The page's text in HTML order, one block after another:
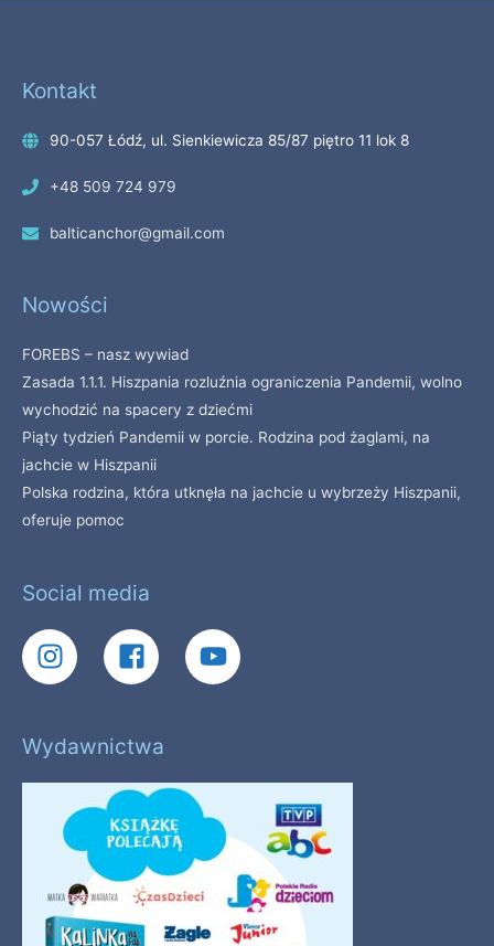
Kontakt
90-057 Łódź, ul. Sienkiewicza 85/87 piętro 11 lok 8
+48 509 724 979
balticanchor@gmail.com
Nowości
FOREBS – nasz wywiad
Zasada 1.1.1. Hiszpania rozluźnia ograniczenia Pandemii, wolno
wychodzić na spacery z dziećmi
Piąty tydzień Pandemii w porcie. Rodzina pod żaglami, na
jachcie w Hiszpanii
Polska rodzina, która utknęła na jachcie u wybrzeży Hiszpanii,
oferuje pomoc
Social media
Wydawnictwa